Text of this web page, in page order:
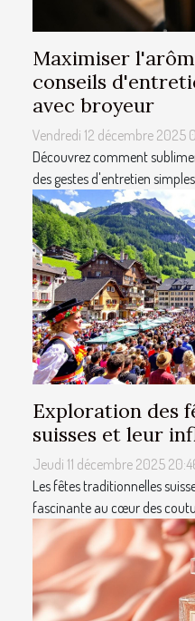
Maximiser
conseils
avec broyeur
Vendredi 12 décembre 2025
Découvrez comment
des gestes d'entretien
Exploration des
suisses et leur
Jeudi 11 décembre 2025
Les fêtes traditionnelles
fascinante au cœur des